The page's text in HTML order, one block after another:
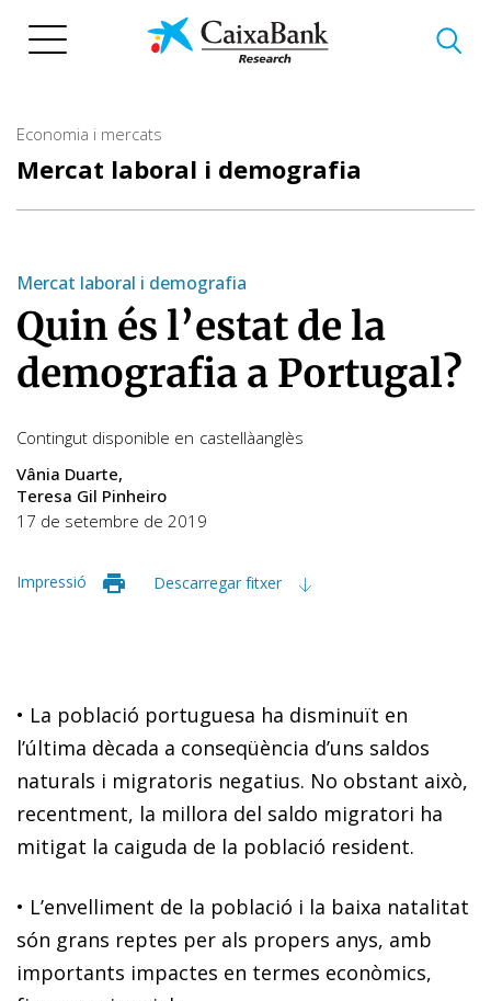
Economia i mercats
Mercat laboral i demografia
Mercat laboral i demografia
Quin és l’estat de la
demografia a Portugal?
Contingut disponible en castellàanglès
Vânia Duarte
Teresa Gil Pinheiro
17 de setembre de 2019
Impressió Descarregar fitxer
• La població portuguesa ha disminuït en
l’última dècada a conseqüència d’uns saldos
naturals i migratoris negatius. No obstant això,
recentment, la millora del saldo migratori ha
mitigat la caiguda de la població resident.
• L’envelliment de la població i la baixa natalitat
són grans reptes per als propers anys, amb
importants impactes en termes econòmics,